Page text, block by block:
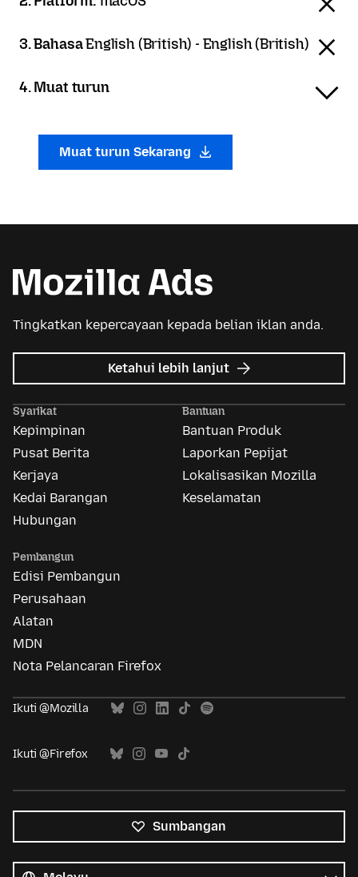
3. BahasaEnglish (British) - English (British)
4. Muat turun
Muat turun Sekarang
Tingkatkan kepercayaan kepada belian iklan anda.
Ketahui lebih lanjut tentang
Iklan
Syarikat
Kepimpinan
Pusat Berita
Kerjaya
Kedai Barangan
Hubungan
Bantuan
Bantuan Produk
Laporkan Pepijat
Lokalisasikan Mozilla
Keselamatan
Pembangun
Edisi Pembangun
Perusahaan
Alatan
MDN
Nota Pelancaran Firefox
Ikuti @Mozilla
Ikuti @Firefox
Sumbangan
bahasa
Bahasa